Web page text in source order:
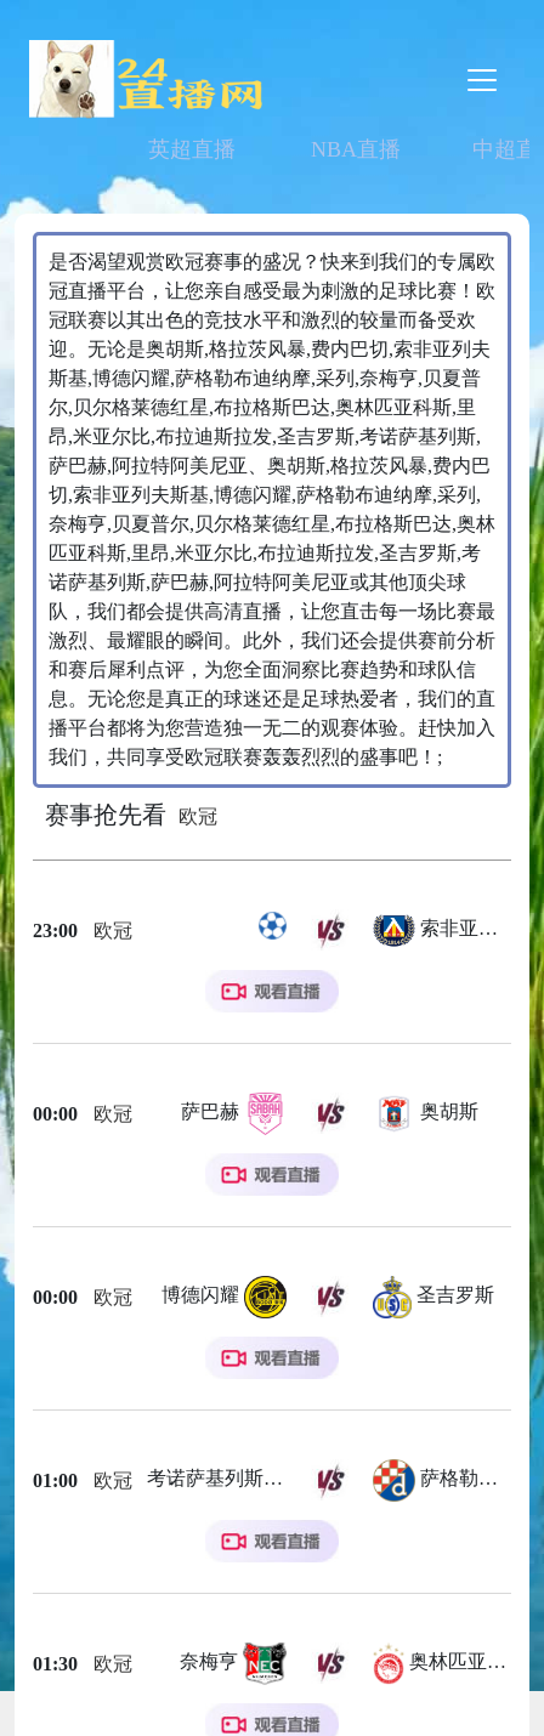
英超直播 NBA直播 中超直
是否渴望观赏欧冠赛事的盛况？快来到我们的专属欧
冠直播平台，让您亲自感受最为刺激的足球比赛！欧
冠联赛以其出色的竞技水平和激烈的较量而备受欢
迎。无论是奥胡斯,格拉茨风暴,费内巴切,索非亚列夫
斯基,博德闪耀,萨格勒布迪纳摩,采列,奈梅亨,贝夏普
尔,贝尔格莱德红星,布拉格斯巴达,奥林匹亚科斯,里
昂,米亚尔比,布拉迪斯拉发,圣吉罗斯,考诺萨基列斯,
萨巴赫,阿拉特阿美尼亚、奥胡斯,格拉茨风暴,费内巴
切,索非亚列夫斯基,博德闪耀,萨格勒布迪纳摩,采列,
奈梅亨,贝夏普尔,贝尔格莱德红星,布拉格斯巴达,奥林
匹亚科斯,里昂,米亚尔比,布拉迪斯拉发,圣吉罗斯,考
诺萨基列斯,萨巴赫,阿拉特阿美尼亚或其他顶尖球
队，我们都会提供高清直播，让您直击每一场比赛最
激烈、最耀眼的瞬间。此外，我们还会提供赛前分析
和赛后犀利点评，为您全面洞察比赛趋势和球队信
息。无论您是真正的球迷还是足球热爱者，我们的直
播平台都将为您营造独一无二的观赛体验。赶快加入
我们，共同享受欧冠联赛轰轰烈烈的盛事吧！;
赛事抢先看 欧冠
23:00 欧冠 索非亚列夫斯基
00:00 欧冠 萨巴赫 奥胡斯
00:00 欧冠 博德闪耀 圣吉罗斯
01:00 欧冠 考诺萨基列斯 萨格勒布迪纳摩
01:30 欧冠 奈梅亨 奥林匹亚科斯